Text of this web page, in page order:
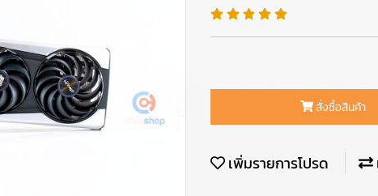
สั่งซื้อสินค้า
เพิ่มรายการโปรด